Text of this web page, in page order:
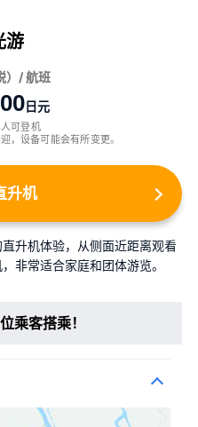
游
）/ 航班
日元
可登机
，设备可能会有所变更。
升机
升机体验，从侧面近距离观看
非常适合家庭和团体游览。
乘客搭乘！